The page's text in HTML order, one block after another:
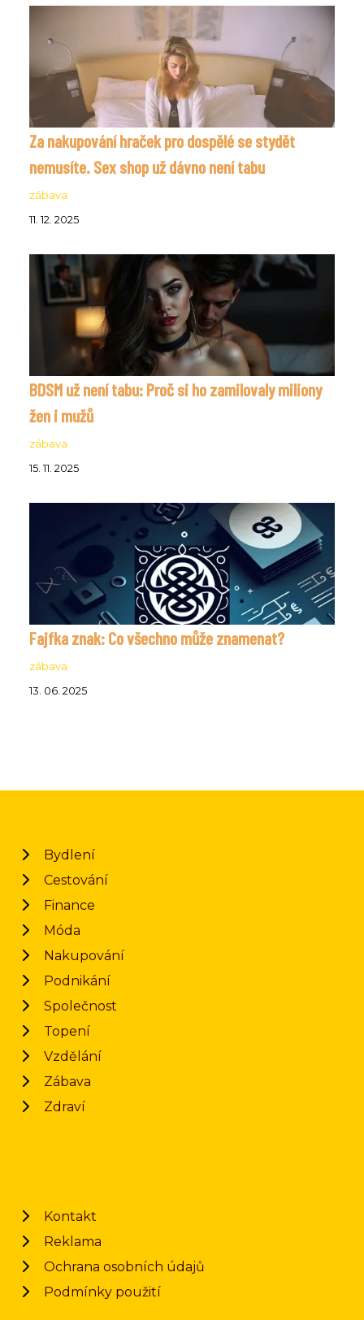
Za nakupování hraček pro dospělé se stydět
nemusíte. Sex shop už dávno není tabu
zábava
11. 12. 2025
BDSM už není tabu: Proč si ho zamilovaly miliony
žen i mužů
zábava
15. 11. 2025
Fajfka znak: Co všechno může znamenat?
zábava
13. 06. 2025
Bydlení
Cestování
Finance
Móda
Nakupování
Podnikání
Společnost
Topení
Vzdělání
Zábava
Zdraví
Kontakt
Reklama
Ochrana osobních údajů
Podmínky použití